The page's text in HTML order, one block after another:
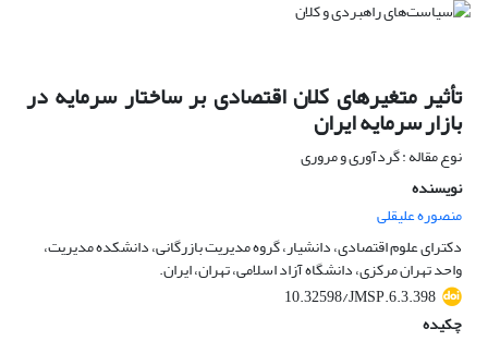
تأثیر متغیرهای کلان اقتصادی بر ساختار سرمایه در
بازار سرمایه ایران
نوع مقاله : گردآوری و مروری
نویسنده
منصوره علیقلی
دکترای علوم اقتصادی، دانشیار، گروه مدیریت بازرگانی، دانشکده مدیریت،
واحد تهران مرکزی، دانشگاه آزاد اسلامی، تهران، ایران.
10.32598/JMSP.6.3.398
چکیده